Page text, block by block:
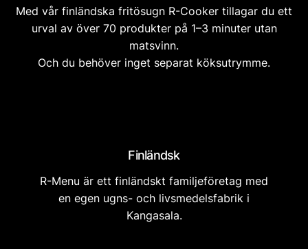
Med vår finländska fritösugn R-Cooker tillagar du ett
urval av över 70 produkter på 1–3 minuter utan
matsvinn.
Och du behöver inget separat köksutrymme.
Finländsk
R-Menu är ett finländskt familjeföretag med
en egen ugns- och livsmedelsfabrik i
Kangasala.